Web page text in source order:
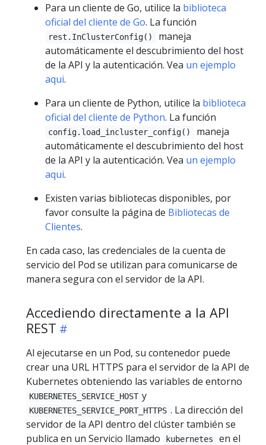
Para un cliente de Go, utilice la biblioteca
oficial del cliente de Go. La función
rest.InClusterConfig()
maneja
automáticamente el descubrimiento del host
de la API y la autenticación. Vea un ejemplo
aqui.
Para un cliente de Python, utilice la biblioteca
oficial del cliente de Python. La función
config.load_incluster_config()
maneja
automáticamente el descubrimiento del host
de la API y la autenticación. Vea un ejemplo
aqui.
Existen varias bibliotecas disponibles, por
favor consulte la página de Bibliotecas de
Clientes.
En cada caso, las credenciales de la cuenta de
servicio del Pod se utilizan para comunicarse de
manera segura con el servidor de la API.
Accediendo directamente a la API
REST
Al ejecutarse en un Pod, su contenedor puede
crear una URL HTTPS para el servidor de la API de
Kubernetes obteniendo las variables de entorno
KUBERNETES_SERVICE_HOST y
KUBERNETES_SERVICE_PORT_HTTPS . La dirección del
servidor de la API dentro del clúster también se
publica en un Servicio llamado
kubernetes en el